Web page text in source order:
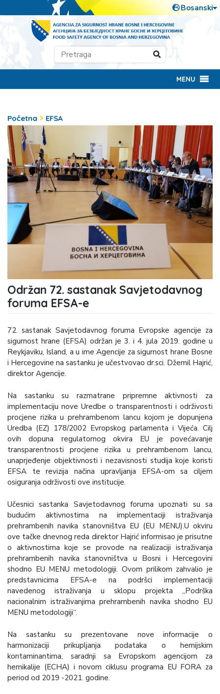
MENU
Početna EFSA
Održan 72. sastanak Savjetodavnog
foruma EFSA-e
72. sastanak Savjetodavnog foruma Evropske agencije za
sigurnost hrane (EFSA) održan je 3. i 4. jula 2019. godine u
Reykjaviku, Island, a u ime Agencije za sigurnost hrane Bosne
i Hercegovine na sastanku je učestvovao dr.sci. Džemil Hajrić,
direktor Agencije.
Na sastanku su razmatrane pripremne aktivnosti za
implementaciju nove Uredbe o transparentnosti i održivosti
procjene rizika u prehrambenom lancu kojom je dopunjena
Uredba (EZ) 178/2002 Evropskog parlamenta i Vijeća. Cilj
ovih dopuna regulatornog okvira EU je povećavanje
transparentnosti procjene rizika u prehrambenom lancu,
unaprjeđenje objektivnosti i nezavisnosti studija koje koristi
EFSA te revizija načina upravljanja EFSA-om sa ciljem
osiguranja održivosti ove institucije.
Učesnici sastanka Savjetodavnog foruma upoznati su sa
budućim aktivnostima na implementaciji istraživanja
prehrambenih navika stanovništva EU (EU MENU).U okviru
ove tačke dnevnog reda direktor Hajrić informisao je prisutne
o aktivnostima koje se provode na realizaciji istraživanja
prehrambenih navika stanovništva u Bosni i Hercegovini
shodno EU MENU metodologiji. Ovom prilikom zahvalio je
predstavnicima EFSA-e na podršci implementaciji
navedenog istraživanja u sklopu projekta „Podrška
nacionalnim istraživanjima prehrambenih navika shodno EU
MENU metodologiji“.
Na sastanku su prezentovane nove informacije o
harmonizaciji prikupljanja podataka o hemijskim
kontaminantima, saradnji sa Evropskom agencijom za
hemikalije (ECHA) i novom ciklusu programa EU FORA za
period od 2019 -2021. godine.